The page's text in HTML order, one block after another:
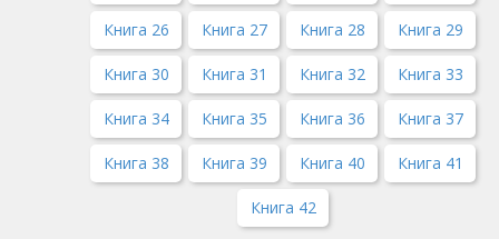
Книга 26 Книга 27 Книга 28 Книга 29
Книга 30 Книга 31 Книга 32 Книга 33
Книга 34 Книга 35 Книга 36 Книга 37
Книга 38 Книга 39 Книга 40 Книга 41
Книга 42